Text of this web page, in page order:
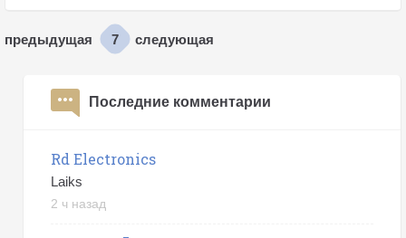
предыдущая 7 следующая
Последние комментарии
Rd Electronics
Laiks
2 ч назад